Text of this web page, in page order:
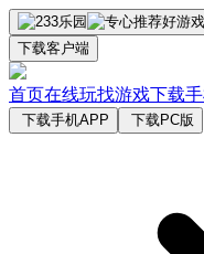
下载客户端
首页在线玩找游戏下载
下载手机APP 下载PC版